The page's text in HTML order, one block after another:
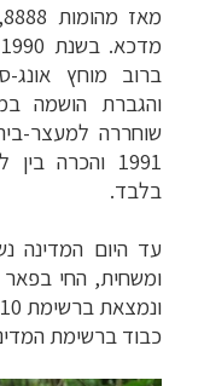
מדכא.
ברוב מוחץ אונג-
והגברת הושמה
שוחררה למעצר-
1991 והכרה
בלבד.
עד היום המדינה
ומשחית, החי בפאר
ונמצאתברשימת 10 המדינות העניות בתבל, ובמקום
כבוד ברשימת